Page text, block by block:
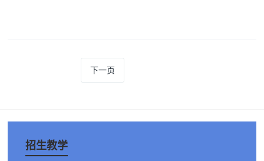
下一页
招生教学